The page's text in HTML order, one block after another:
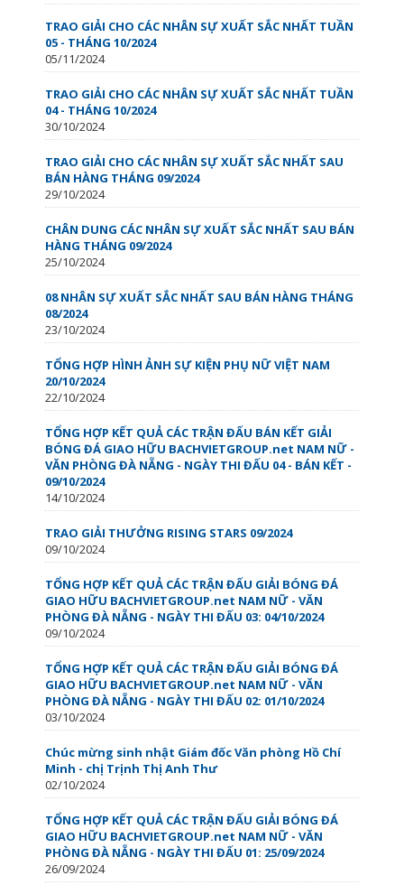
TRAO GIẢI CHO CÁC NHÂN SỰ XUẤT SẮC NHẤT TUẦN
05 - THÁNG 10/2024
05/11/2024
TRAO GIẢI CHO CÁC NHÂN SỰ XUẤT SẮC NHẤT TUẦN
04 - THÁNG 10/2024
30/10/2024
TRAO GIẢI CHO CÁC NHÂN SỰ XUẤT SẮC NHẤT SAU
BÁN HÀNG THÁNG 09/2024
29/10/2024
CHÂN DUNG CÁC NHÂN SỰ XUẤT SẮC NHẤT SAU BÁN
HÀNG THÁNG 09/2024
25/10/2024
08 NHÂN SỰ XUẤT SẮC NHẤT SAU BÁN HÀNG THÁNG
08/2024
23/10/2024
TỔNG HỢP HÌNH ẢNH SỰ KIỆN PHỤ NỮ VIỆT NAM
20/10/2024
22/10/2024
TỔNG HỢP KẾT QUẢ CÁC TRẬN ĐẤU BÁN KẾT GIẢI
BÓNG ĐÁ GIAO HỮU BACHVIETGROUP.net NAM NỮ -
VĂN PHÒNG ĐÀ NẴNG - NGÀY THI ĐẤU 04 - BÁN KẾT -
09/10/2024
14/10/2024
TRAO GIẢI THƯỞNG RISING STARS 09/2024
09/10/2024
TỔNG HỢP KẾT QUẢ CÁC TRẬN ĐẤU GIẢI BÓNG ĐÁ
GIAO HỮU BACHVIETGROUP.net NAM NỮ - VĂN
PHÒNG ĐÀ NẴNG - NGÀY THI ĐẤU 03: 04/10/2024
09/10/2024
TỔNG HỢP KẾT QUẢ CÁC TRẬN ĐẤU GIẢI BÓNG ĐÁ
GIAO HỮU BACHVIETGROUP.net NAM NỮ - VĂN
PHÒNG ĐÀ NẴNG - NGÀY THI ĐẤU 02: 01/10/2024
03/10/2024
Chúc mừng sinh nhật Giám đốc Văn phòng Hồ Chí
Minh - chị Trịnh Thị Anh Thư️
02/10/2024
TỔNG HỢP KẾT QUẢ CÁC TRẬN ĐẤU GIẢI BÓNG ĐÁ
GIAO HỮU BACHVIETGROUP.net NAM NỮ - VĂN
PHÒNG ĐÀ NẴNG - NGÀY THI ĐẤU 01: 25/09/2024
26/09/2024